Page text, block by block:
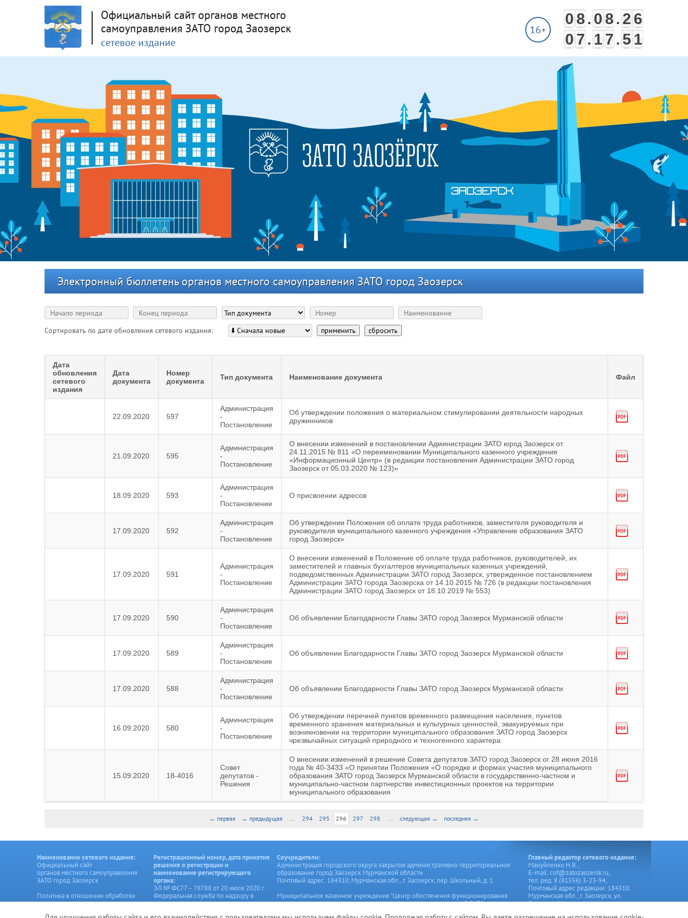
Официальный сайт органов местного
самоуправления ЗАТО город Заозерск
сетевое издание
08.08.26
07.17.51
16+
Электронный бюллетень органов местного самоуправления ЗАТО город Заозерск
Сортировать по дате обновления сетевого издания: применить сбросить
Дата
обновления
сетевого
издания
Дата
документа
Номер
документа
Тип документа Наименование документа Файл
22.09.2020 597
Администрация
-
Постановление
Об утверждении положения о материальном стимулировании деятельности народных
дружинников
21.09.2020 595
Администрация
-
Постановление
О внесении изменений в постановлении Администрации ЗАТО юрод Заозерск от
24.11.2015 № 811 «О переименовании Муниципального казенного учреждения
«Информационный Центр» (в редакции постановления Администрации ЗАТО город
Заозерск от 05.03.2020 № 123)»
18.09.2020 593
Администрация
-
Постановление
О присвоении адресов
17.09.2020 592
Администрация
-
Постановление
Об утверждении Положения об оплате труда работников, заместителя руководителя и
руководителя муниципального казенного учреждения «Управление образования ЗАТО
город Заозерск»
17.09.2020 591
Администрация
-
Постановление
О внесении изменений в Положение об оплате труда работников, руководителей, их
заместителей и главных бухгалтеров муниципальных казенных учреждений,
подведомственных Администрации ЗАТО город Заозерск, утвержденное постановлением
Администрации ЗАТО города Заозерска от 14.10.2015 № 726 (в редакции постановления
Администрации ЗАТО город Заозерск от 18.10.2019 № 553)
17.09.2020 590
Администрация
-
Постановление
Об объявлении Благодарности Главы ЗАТО город Заозерск Мурманской области
17.09.2020 589
Администрация
-
Постановление
Об объявлении Благодарности Главы ЗАТО город Заозерск Мурманской области
17.09.2020 588
Администрация
-
Постановление
Об объявлении Благодарности Главы ЗАТО город Заозерск Мурманской области
16.09.2020 580
Администрация
-
Постановление
Об утверждении перечней пунктов временного размещения населения, пунктов
временного хранения материальных и культурных ценностей, эвакуируемых при
возникновении на территории муниципального образования ЗАТО город Заозерск
чрезвычайных ситуаций природного и техногенного характера
15.09.2020 18-4016
Совет
депутатов -
Решения
О внесении изменений в решение Совета депутатов ЗАТО город Заозерск ог 28 июня 2016
года № 40-3433 «О принятии Положения «О порядке и формах участия муниципального
образования ЗАТО город Заозерск Мурманской области в государственно-частном и
муниципально-частном партнерстве инвестиционных проектов на территории
муниципального образования
← первая ← предыдущая ... 294 295 296 297 298 ... следующая → последняя →
Наименование сетевого издания:
Официальный сайт
органов местного самоуправления
ЗАТО город Заозерск
Политика в отношении обработки
персональных данных
Регистрационный номер, дата принятия
решения о регистрации и
наименование регистрирующего
органа:
ЭЛ № ФС77 – 78788 от 20 июля 2020 г.
Федеральная служба по надзору в
сфере связи, информационных
Соучредители:
Администрация городского округа закрытое административно-территориальное
образование город Заозерск Мурманской области
Почтовый адрес: 184310, Мурманская обл., г. Заозерск, пер. Школьный, д. 1
Муниципальное казенное учреждение "Центр обеспечения функционирования
органов местного самоуправления и муниципальных учреждений ЗАТО город
Главный редактор сетевого издания:
Мануйленко Н.В.,
Е-mail: cof@zatozaozersk.ru,
тел. ред. 8 (81556) 3-23-94;
Почтовый адрес редакции: 184310,
Мурманская обл., г. Заозерск, ул.
Генерала Чумаченко, д.4